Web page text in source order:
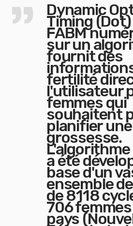
Dynamic
Timing
FABM
sur un
fournit des
fertilité
l'utilisateur
femmes qui
souhaitent
planifier une
grossesse.
L'algorithme
a été
base d'un
ensemble
de 8118
706
pays